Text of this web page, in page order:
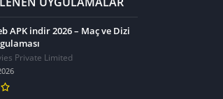
APK indir 2026 – Maç ve Dizi
Private Limited